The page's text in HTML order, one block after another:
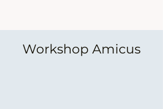
Workshop Amicus